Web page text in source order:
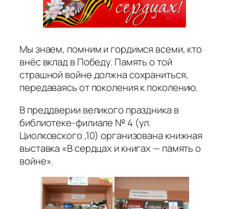
Мы знаем, помним и гордимся всеми, кто
внёс вклад в Победу. Память о той
страшной войне должна сохраниться,
передаваясь от поколения к поколению.
В преддверии великого праздника в
библиотеке-филиале № 4 (ул.
Циолковского ,10) организована книжная
выставка «В сердцах и книгах — память о
войне».